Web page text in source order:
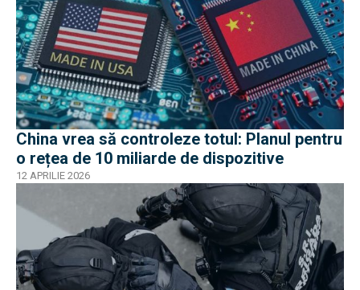
China vrea să controleze totul: Planul pentru
o rețea de 10 miliarde de dispozitive
12 APRILIE 2026